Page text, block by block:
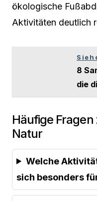
ökologische
Aktivitäten deutlich
8
die
Häufige
Natur
Welche
sich besonders